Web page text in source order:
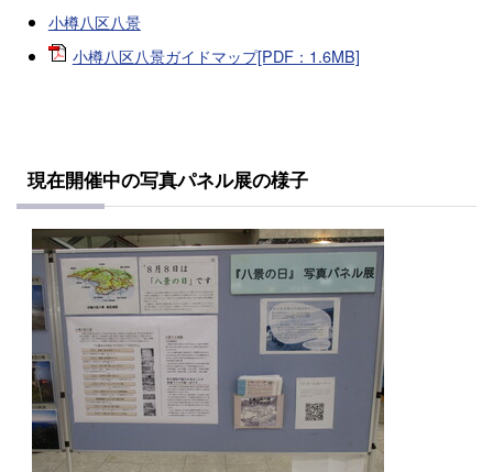
小樽八区八景
小樽八区八景ガイドマップ[PDF：1.6MB]
現在開催中の写真パネル展の様子